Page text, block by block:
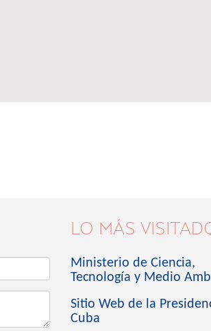
LO MÁS
Ministerio de Ciencia,
Tecnología y Medio
Sitio Web de la
Cuba